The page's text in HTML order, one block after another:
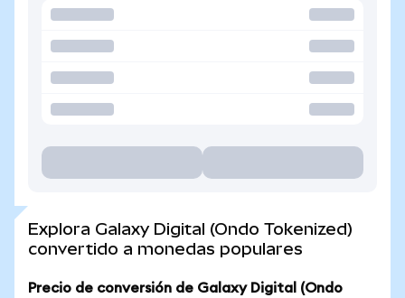
Explora Galaxy Digital (Ondo Tokenized)
convertido a monedas populares
Precio de conversión de Galaxy Digital (Ondo